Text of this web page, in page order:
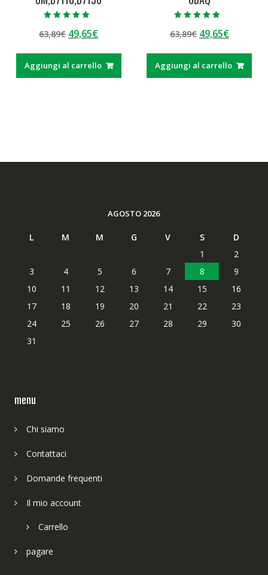
5.00
su 5
63,89€ Il
originale
era:
49,65€Il
attuale
è:
Aggiungi al carrello
5.00
su 5
63,89€ Il
originale
era:
49,65€Il
attuale
è:
Aggiungi al carrello
AGOSTO 2026
L M M G V S
D
1
2
3
4 5 6 7 8
9
10
11 12 13 14 15
16
17
18 19 20 21 22
23
24
25 26 27 28 29
30
31
menu
Chi siamo
Contattaci
Domande frequenti
Il mio account
Carrello
pagare